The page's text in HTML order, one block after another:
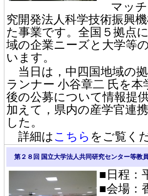
マッチ
究開発法人科学技術振興
た事業です。全国５拠点
域の企業ニーズと大学等
います。
当日は，中四国地域の
ランナー 小谷章二 氏を
後の公募について情報提
加えて，県内の産学官連
した。
詳細はこちら をご覧く
第２８回 国立大学法人共同研究センター等教
■日程：
■会場：